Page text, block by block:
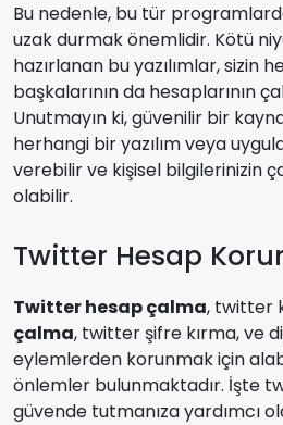
Bu nedenle, bu tür
uzak durmak önemlidir. Kötü
hazırlanan bu yazılımlar, sizin
başkalarının da hesaplarının
Unutmayın ki, güvenilir bir
herhangi bir yazılım veya
verebilir ve kişisel bilgilerinizin
olabilir.
Twitter Hesap
Twitter hesap çalma, twitter
çalma, twitter şifre kırma, ve
eylemlerden korunmak için
önlemler bulunmaktadır. İşte
güvende tutmanıza yardımcı